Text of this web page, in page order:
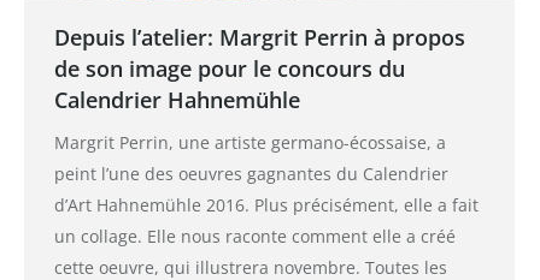
Depuis l’atelier: Margrit Perrin à propos
de son image pour le concours du
Calendrier Hahnemühle
Margrit Perrin, une artiste germano-écossaise, a
peint l’une des oeuvres gagnantes du Calendrier
d’Art Hahnemühle 2016. Plus précisément, elle a fait
un collage. Elle nous raconte comment elle a créé
cette oeuvre, qui illustrera novembre. Toutes les